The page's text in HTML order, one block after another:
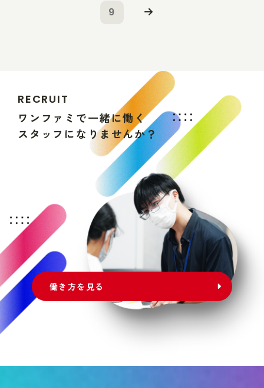
9
RECRUIT
ワ ン フ ァ ミ で一緒に働 く
ス タ ッ フ にな りま せんか？
働き方を見る